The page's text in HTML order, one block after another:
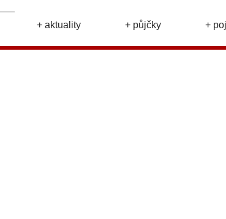
+ aktuality + půjčky +